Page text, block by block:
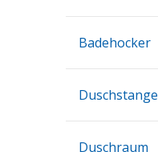
Badehocker
Duschstange
Duschraum